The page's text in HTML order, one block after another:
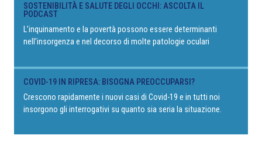
SOSTENIBILITÀ E SALUTE DEGLI OCCHI: ASCOLTA IL
PODCAST
L’inquinamento e la povertà possono essere determinanti
nell’insorgenza e nel decorso di molte patologie oculari
COVID-19 IN RIPRESA: BISOGNA PREOCCUPARSI?
Crescono rapidamente i nuovi casi di Covid-19 e in tutti noi
insorgono gli interrogativi su quanto sia seria la situazione.